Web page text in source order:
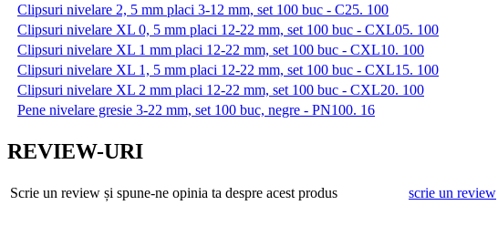
Clipsuri nivelare 2, 5 mm placi 3-12 mm, set 100 buc - C25. 100
Clipsuri nivelare XL 0, 5 mm placi 12-22 mm, set 100 buc - CXL05. 100
Clipsuri nivelare XL 1 mm placi 12-22 mm, set 100 buc - CXL10. 100
Clipsuri nivelare XL 1, 5 mm placi 12-22 mm, set 100 buc - CXL15. 100
Clipsuri nivelare XL 2 mm placi 12-22 mm, set 100 buc - CXL20. 100
Pene nivelare gresie 3-22 mm, set 100 buc, negre - PN100. 16
REVIEW-URI
Scrie un review și spune-ne opinia ta despre acest produs scrie un review